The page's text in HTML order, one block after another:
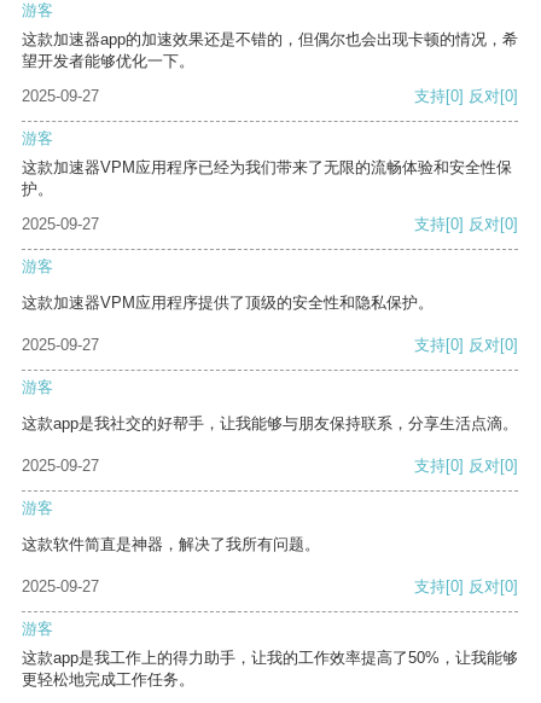
游客
这款加速器app的加速效果还是不错的，但偶尔也会出现卡顿的情况，希
望开发者能够优化一下。
2025-09-27
支持[0] 反对[0]
游客
这款加速器VPM应用程序已经为我们带来了无限的流畅体验和安全性保
护。
2025-09-27
支持[0] 反对[0]
游客
这款加速器VPM应用程序提供了顶级的安全性和隐私保护。
2025-09-27 支持[0] 反对[0]
游客
这款app是我社交的好帮手，让我能够与朋友保持联系，分享生活点滴。
2025-09-27 支持[0] 反对[0]
游客
这款软件简直是神器，解决了我所有问题。
2025-09-27 支持[0] 反对[0]
游客
这款app是我工作上的得力助手，让我的工作效率提高了50%，让我能够
更轻松地完成工作任务。